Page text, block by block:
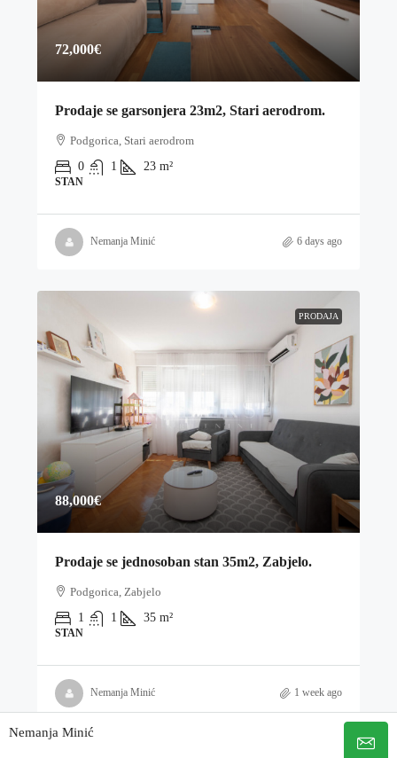
72,000€
Prodaje se garsonjera 23m2, Stari aerodrom.
Podgorica, Stari aerodrom
0
1 23 m²
STAN
Nemanja Minić 6 days ago
PRODAJA
88,000€
Prodaje se jednosoban stan 35m2, Zabjelo.
Podgorica, Zabjelo
1
1 35 m²
STAN
Nemanja Minić 1 week ago
Nemanja Minić